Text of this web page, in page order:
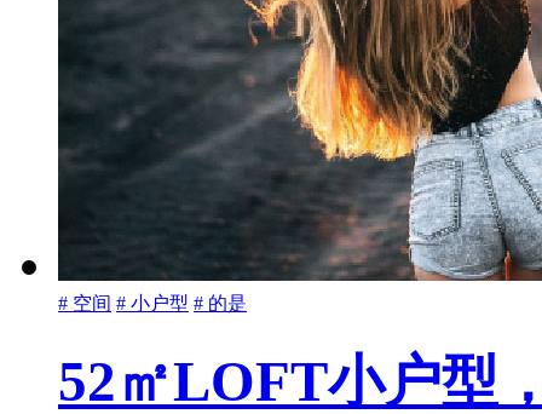
# 空间 # 小户型 # 的是
52㎡LOFT小户型